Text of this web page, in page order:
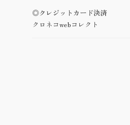
◎クレジットカード決済
クロネコwebコレクト